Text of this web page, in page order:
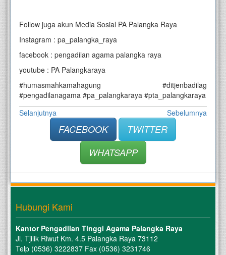
Follow juga akun Media Sosial PA Palangka Raya
Instagram : pa_palangka_raya
facebook : pengadilan agama palangka raya
youtube : PA Palangkaraya
#humasmahkamahagung #ditjenbadilag
#pengadilanagama #pa_palangkaraya #pta_palangkaraya
Selanjutnya
Sebelumnya
FACEBOOK
TWITTER
WHATSAPP
Hubungi Kami
Kantor Pengadilan Tinggi Agama Palangka Raya
Jl. Tjilik Riwut Km. 4.5 Palangka Raya 73112
Telp (0536) 3222837 Fax (0536) 3231746